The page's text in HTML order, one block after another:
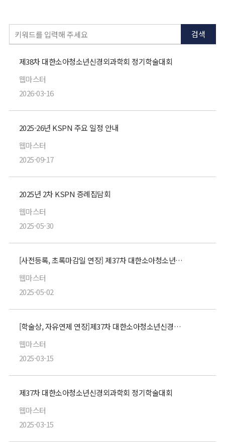
검색
제38차 대한소아청소년신경외과학회 정기학술대회
웹마스터
2026-03-16
2025-26년 KSPN 주요 일정 안내
웹마스터
2025-09-17
2025년 2차 KSPN 증례집담회
웹마스터
2025-05-30
[사전등록, 초록마감일 연장] 제37차 대한소아청소년신경외과학회 정기학술대회
웹마스터
2025-05-02
[학술상, 자유연제 연장]제37차 대한소아청소년신경외과학회 정기학술대회
웹마스터
2025-03-15
제37차 대한소아청소년신경외과학회 정기학술대회
웹마스터
2025-03-15